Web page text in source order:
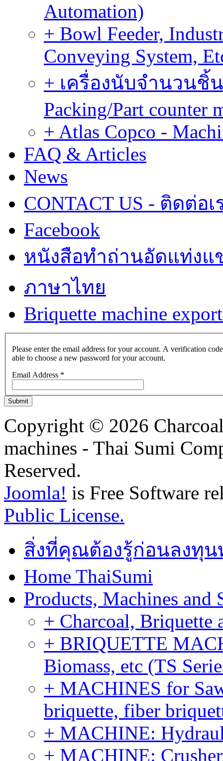
Automation)
+ Bowl Feeder,
Conveying System,
+ เครื่องนับจำนวนชิ้
Packing/Part counter
+ Atlas Copco -
FAQ & Articles
News
CONTACT US - ติดต่อเ
Facebook
หนังสือทำถ่านอัดแท่งแ
ภาษาไทย
Briquette machine
Please enter the email address for your account. A verification
able to choose a new password for your account.
Email Address *
Submit
Copyright © 2026
machines - Thai Sumi
Reserved.
Joomla! is Free Software
Public License.
สิ่งที่คุณต้องรู้ก่อนลงทุ
Home ThaiSumi
Products, Machines and
+ Charcoal, Briquette
+ BRIQUETTE
Biomass, etc (TS
+ MACHINES for
briquette, fiber
+ MACHINE:
+ MACHINE: